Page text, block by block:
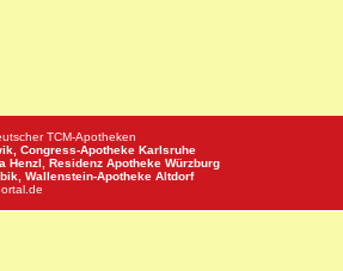
TCM-Apotheken
Congress-Apotheke Karlsruhe
Henzl, Residenz Apotheke Würzburg
Wallenstein-Apotheke Altdorf